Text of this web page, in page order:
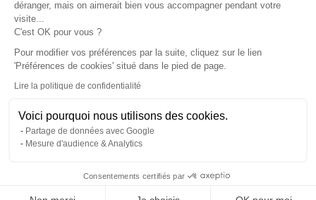
déranger, mais on aimerait bien vous accompagner pendant votre
visite...
C'est OK pour vous ?
Pour modifier vos préférences par la suite, cliquez sur le lien
'Préférences de cookies' situé dans le pied de page.
Lire la politique de confidentialité
Voici pourquoi nous utilisons des cookies.
Partage de données avec Google
Mesure d'audience & Analytics
Consentements certifiés par